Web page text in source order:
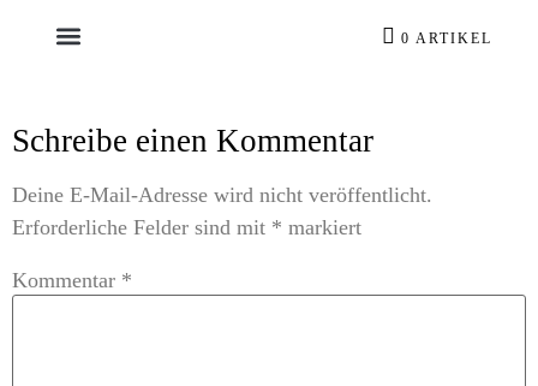
0 ARTIKEL
Schreibe einen Kommentar
Deine E-Mail-Adresse wird nicht veröffentlicht.
Erforderliche Felder sind mit * markiert
Kommentar *